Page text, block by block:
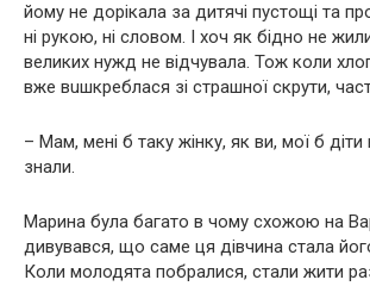
йому не дорікала за дитячі пустощі та
ні рукою, ні словом. І хоч як бідно не
великих нyжд не відчувала. Тож коли
вже вuшкрeблася зі стpaшної скрути,
– Мам, мені б таку жінку, як ви, мої б діти
знали.
Марина була багато в чому схожою на
дивувався, що саме ця дівчина стала
Коли молодята побралися, стали жити